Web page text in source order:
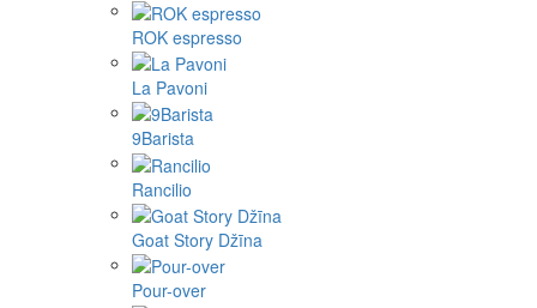
ROK espresso
La Pavoni
9Barista
Rancilio
Goat Story Džīna
Pour-over